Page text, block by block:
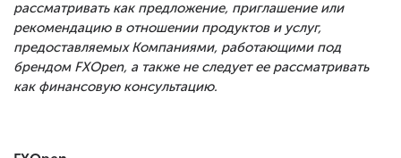
рассматривать как предложение, приглашение или
рекомендацию в отношении продуктов и услуг,
предоставляемых Компаниями, работающими под
брендом FXOpen, а также не следует ее рассматривать
как финансовую консультацию.